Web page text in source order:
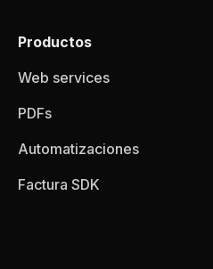
Productos
Web services
PDFs
Automatizaciones
Factura SDK